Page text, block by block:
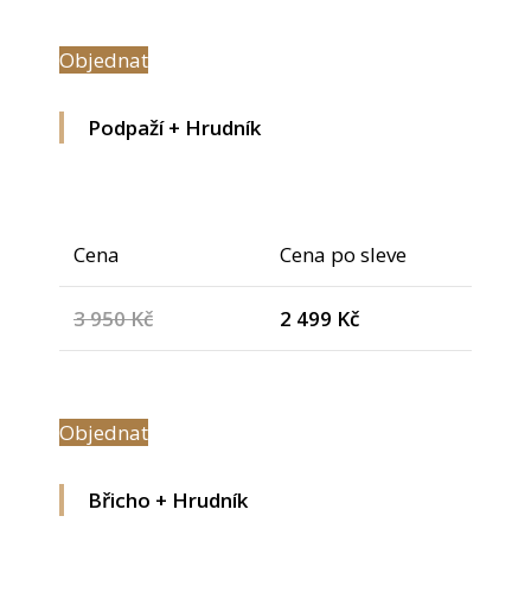
Objednat
Podpaží + Hrudník
Cena Cena po sleve
3 950 Kč 2 499 Kč
Objednat
Břicho + Hrudník